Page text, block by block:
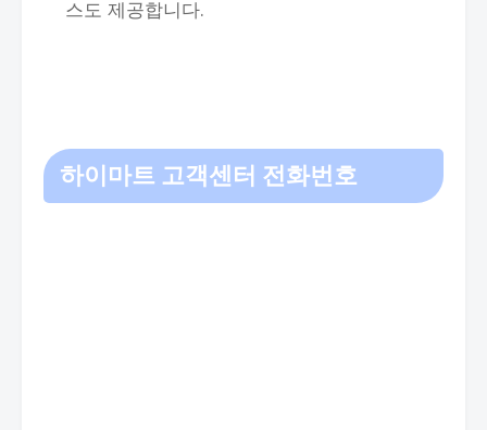
스도 제공합니다.
하이마트 고객센터 전화번호